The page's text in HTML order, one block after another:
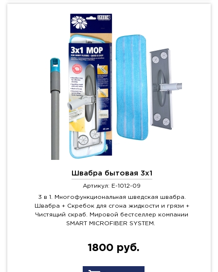
Швабра бытовая 3x1
Артикул: E-1012-09
3 в 1. Многофункциональная шведская швабра.
Швабра + Скребок для сгона жидкости и грязи +
Чистящий скраб. Мировой бестселлер компании
SMART MICROFIBER SYSTEM.
1800 руб.